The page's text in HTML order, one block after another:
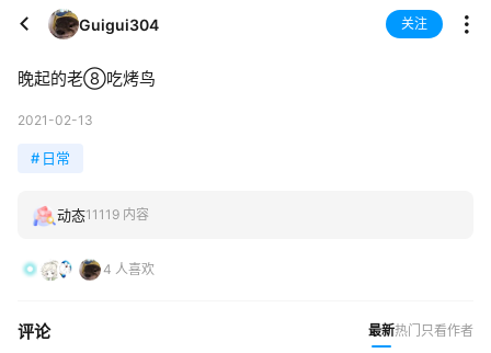
Guigui304 关注
晚起的老⑧吃烤鸟
2021-02-13
# 日常
动态11119 内容
4 人喜欢
评论 最新热门 只看作者